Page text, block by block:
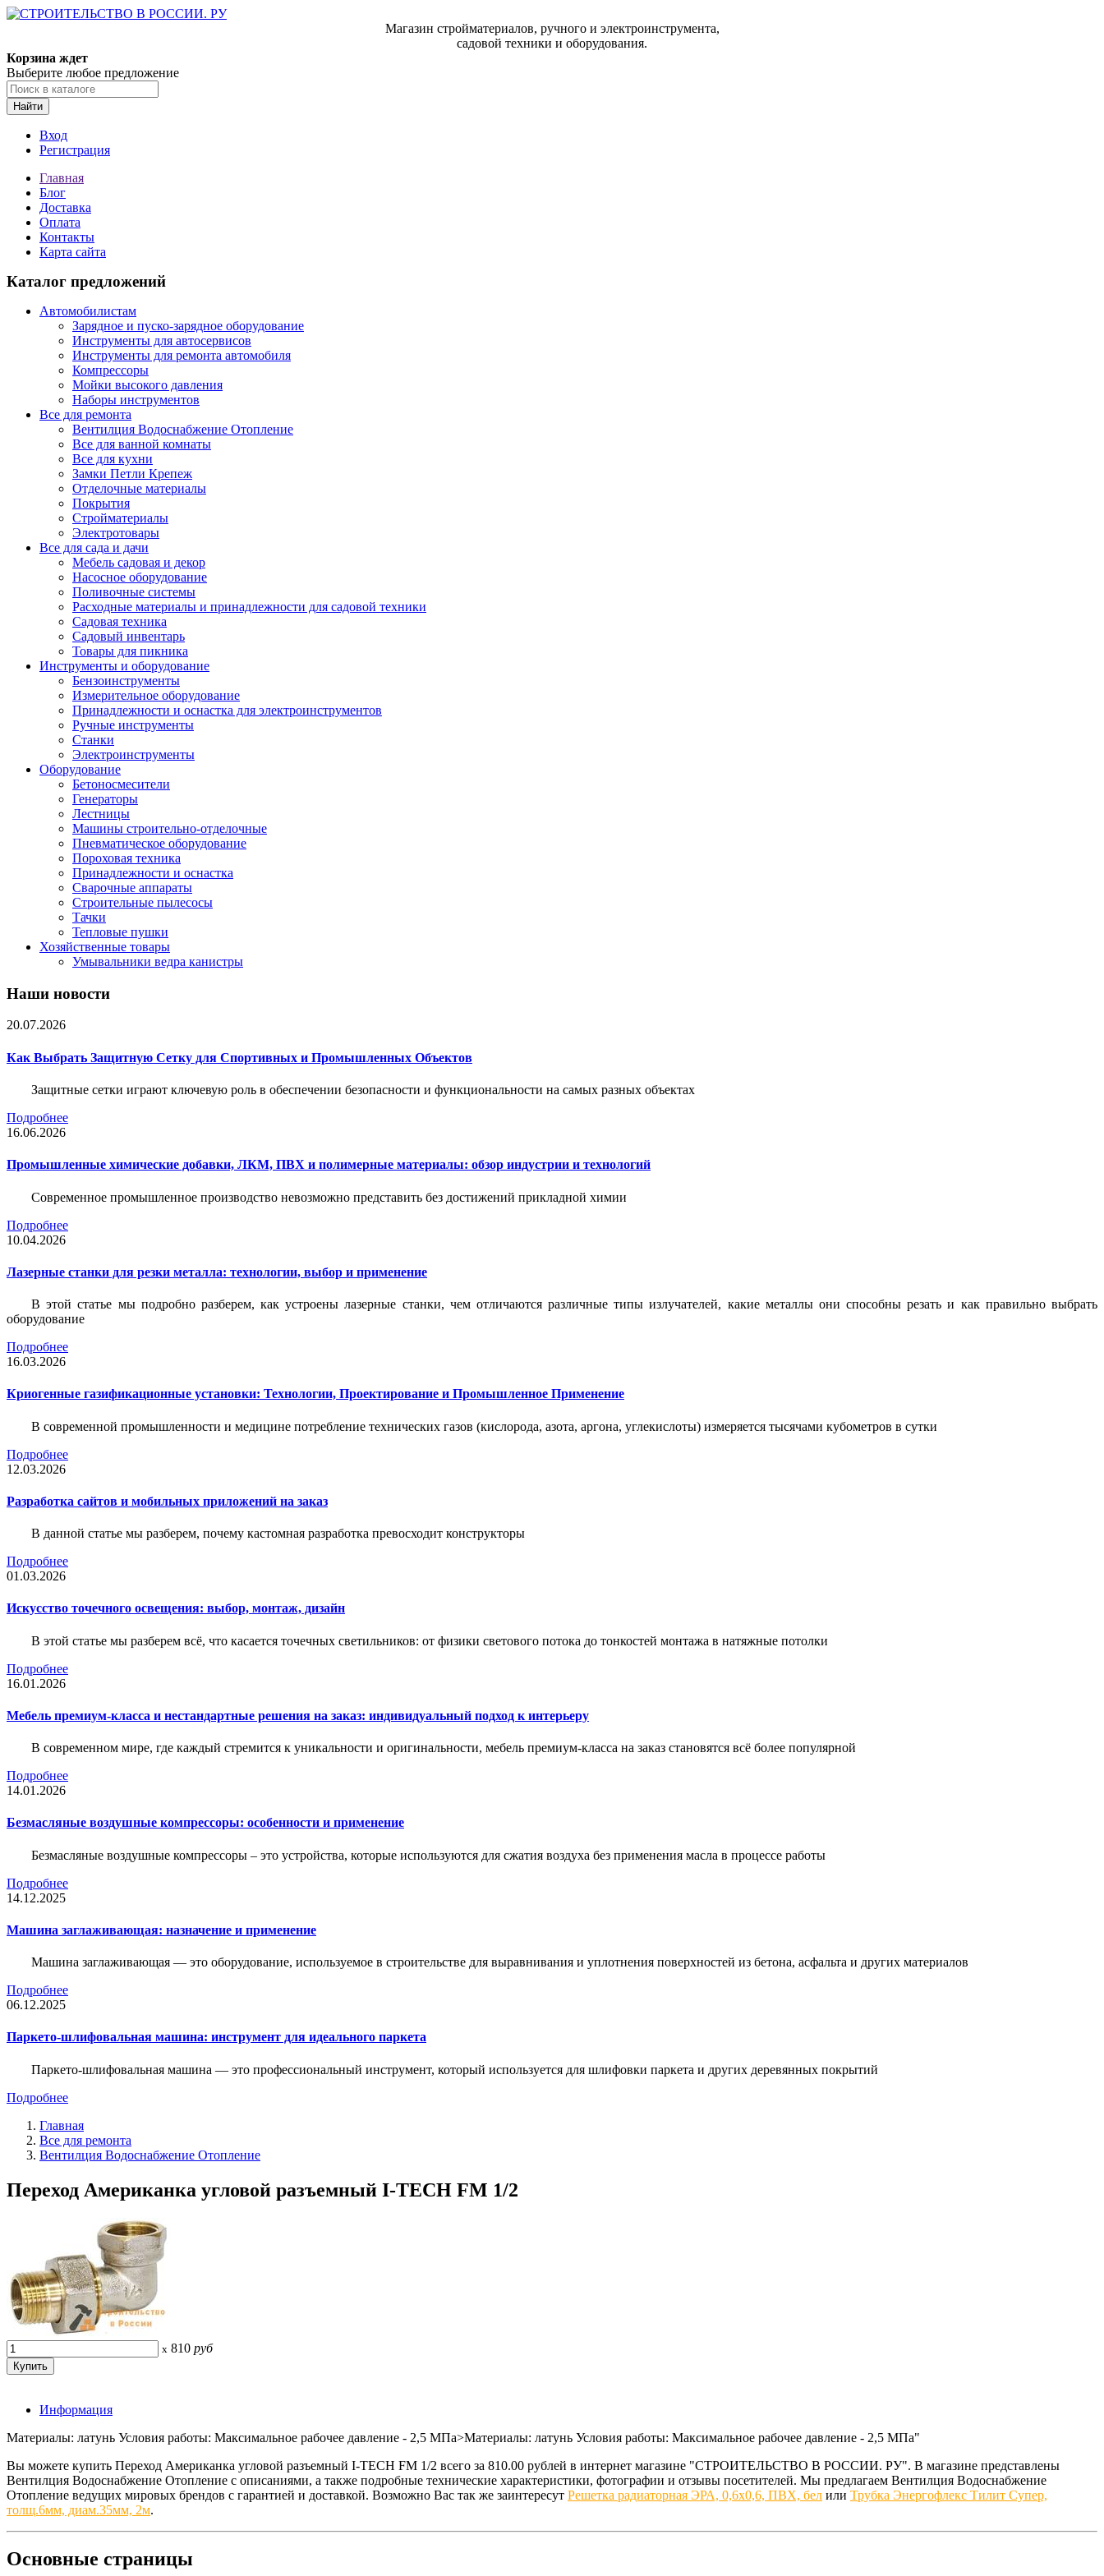
Магазин стройматериалов, ручного и электроинструмента,
садовой техники и оборудования.
Корзина ждет
Выберите любое предложение
Найти
Вход
Регистрация
Главная
Блог
Доставка
Оплата
Контакты
Карта сайта
Каталог предложений
Автомобилистам
Зарядное и пуско-зарядное оборудование
Инструменты для автосервисов
Инструменты для ремонта автомобиля
Компрессоры
Мойки высокого давления
Наборы инструментов
Все для ремонта
Вентилция Водоснабжение Отопление
Все для ванной комнаты
Все для кухни
Замки Петли Крепеж
Отделочные материалы
Покрытия
Стройматериалы
Электротовары
Все для сада и дачи
Мебель садовая и декор
Насосное оборудование
Поливочные системы
Расходные материалы и принадлежности для садовой техники
Садовая техника
Садовый инвентарь
Товары для пикника
Инструменты и оборудование
Бензоинструменты
Измерительное оборудование
Принадлежности и оснастка для электроинструментов
Ручные инструменты
Станки
Электроинструменты
Оборудование
Бетоносмесители
Генераторы
Лестницы
Машины строительно-отделочные
Пневматическое оборудование
Пороховая техника
Принадлежности и оснастка
Сварочные аппараты
Строительные пылесосы
Тачки
Тепловые пушки
Хозяйственные товары
Умывальники ведра канистры
Наши новости
20.07.2026
Как Выбрать Защитную Сетку для Спортивных и Промышленных Объектов
Защитные сетки играют ключевую роль в обеспечении безопасности и функциональности на самых разных объектах
Подробнее
16.06.2026
Промышленные химические добавки, ЛКМ, ПВХ и полимерные материалы: обзор индустрии и технологий
Современное промышленное производство невозможно представить без достижений прикладной химии
Подробнее
10.04.2026
Лазерные станки для резки металла: технологии, выбор и применение
В этой статье мы подробно разберем, как устроены лазерные станки, чем отличаются различные типы излучателей, какие металлы они способны резать и как правильно выбрать
оборудование
Подробнее
16.03.2026
Криогенные газификационные установки: Технологии, Проектирование и Промышленное Применение
В современной промышленности и медицине потребление технических газов (кислорода, азота, аргона, углекислоты) измеряется тысячами кубометров в сутки
Подробнее
12.03.2026
Разработка сайтов и мобильных приложений на заказ
В данной статье мы разберем, почему кастомная разработка превосходит конструкторы
Подробнее
01.03.2026
Искусство точечного освещения: выбор, монтаж, дизайн
В этой статье мы разберем всё, что касается точечных светильников: от физики светового потока до тонкостей монтажа в натяжные потолки
Подробнее
16.01.2026
Мебель премиум-класса и нестандартные решения на заказ: индивидуальный подход к интерьеру
В современном мире, где каждый стремится к уникальности и оригинальности, мебель премиум-класса на заказ становятся всё более популярной
Подробнее
14.01.2026
Безмасляные воздушные компрессоры: особенности и применение
Безмасляные воздушные компрессоры – это устройства, которые используются для сжатия воздуха без применения масла в процессе работы
Подробнее
14.12.2025
Машина заглаживающая: назначение и применение
Машина заглаживающая — это оборудование, используемое в строительстве для выравнивания и уплотнения поверхностей из бетона, асфальта и других материалов
Подробнее
06.12.2025
Паркето-шлифовальная машина: инструмент для идеального паркета
Паркето-шлифовальная машина — это профессиональный инструмент, который используется для шлифовки паркета и других деревянных покрытий
Подробнее
Главная
Все для ремонта
Вентилция Водоснабжение Отопление
Переход Американка угловой разъемный I-TECH FM 1/2
x 810 руб
Информация
Материалы: латунь Условия работы: Максимальное рабочее давление - 2,5 МПа>Материалы: латунь Условия работы: Максимальное рабочее давление - 2,5 МПа"
Вы можете купить Переход Американка угловой разъемный I-TECH FM 1/2 всего за 810.00 рублей в интернет магазине "СТРОИТЕЛЬСТВО В РОССИИ. РУ". В магазине представлены
Вентилция Водоснабжение Отопление с описаниями, а также подробные технические характеристики, фотографии и отзывы посетителей. Мы предлагаем Вентилция Водоснабжение
Отопление ведущих мировых брендов с гарантией и доставкой. Возможно Вас так же заинтересут Решетка радиаторная ЭРА, 0,6х0,6, ПВХ, бел или Трубка Энергофлекс Тилит Супер,
толщ.6мм, диам.35мм, 2м.
Основные страницы